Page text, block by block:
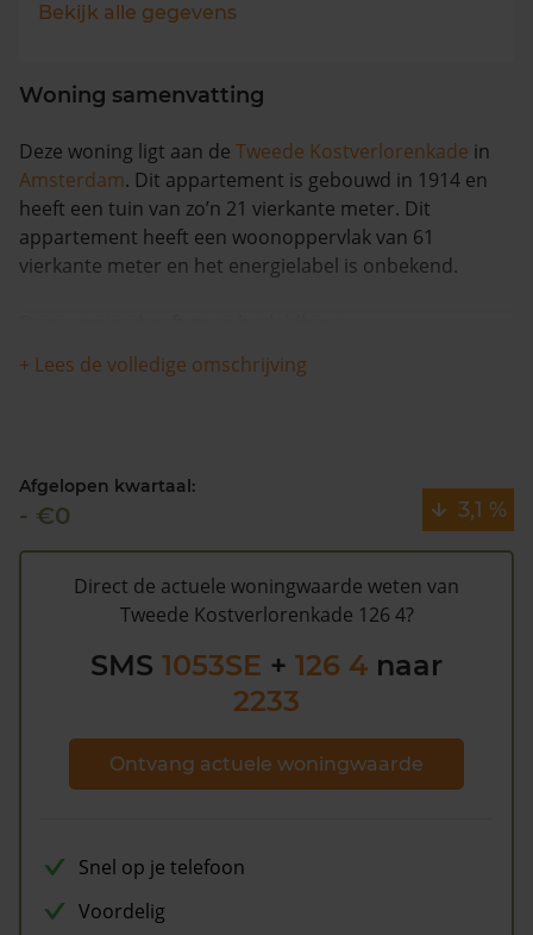
Bekijk alle gegevens
Woning samenvatting
Deze woning ligt aan de Tweede Kostverlorenkade in
Amsterdam. Dit appartement is gebouwd in 1914 en
heeft een tuin van zo’n 21 vierkante meter. Dit
appartement heeft een woonoppervlak van 61
vierkante meter en het energielabel is onbekend.
koopsominformatie en is met meer dan 8% in waarde
gestegen in de afgelopen 12 maanden. De woning is
hoog is en dat er bespaard zou kunnen worden op de
gemeentelijke belastingen. Met het
gratis WOZ alarm
bent u elk jaar op de hoogte van uw laatste WOZ
waarde en kansen op besparing. Schrijf uhiergratis in.
+ Lees de volledige omschrijving
Afgelopen kwartaal:
- €0 3,1 %
Direct de actuele woningwaarde weten van
Tweede Kostverlorenkade 126 4?
SMS 1053SE + 126 4 naar
2233
Ontvang actuele woningwaarde
Snel op je telefoon
Voordelig